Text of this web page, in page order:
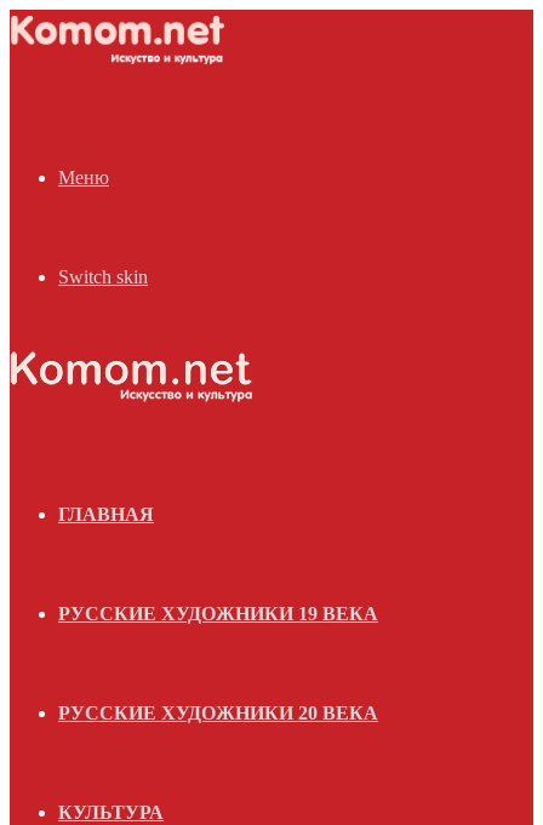
Меню
Switch skin
ГЛАВНАЯ
РУССКИЕ ХУДОЖНИКИ 19 ВЕКА
РУССКИЕ ХУДОЖНИКИ 20 ВЕКА
КУЛЬТУРА